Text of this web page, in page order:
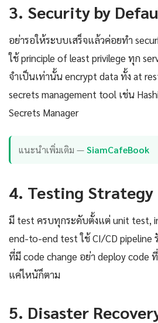
3. Security by
อย่ารอให้ระบบเสร็จแล้วค่อยทำ
ใช้ principle of least privilege ทุก
จำเป็นเท่านั้น encrypt data ทั้ง at
secrets management tool เช่น
Secrets Manager
แนะนำเพิ่มเติม —SiamCafeBook
4. Testing Strategy
มี test ครบทุกระดับตั้งแต่ unit test,
end-to-end test ใช้ CI/CD
ที่มี code change อย่า deploy code
แค่ไหนัก็ตาม
5. Disaster